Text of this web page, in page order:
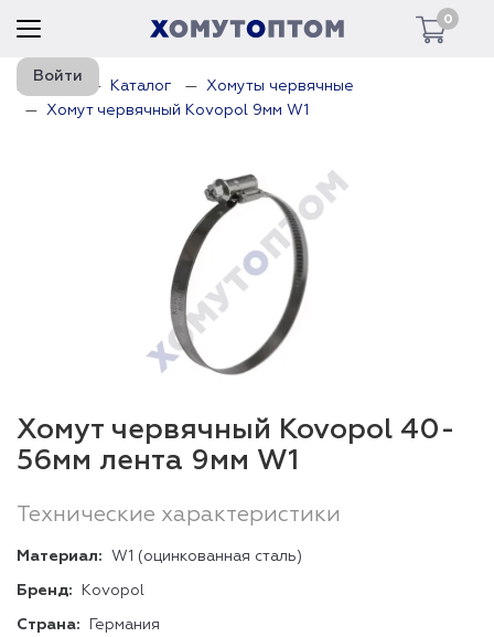
0
Войти
Главная Каталог
Хомуты червячные
Хомут червячный Kovopol 9мм W1
Хомут червячный Kovopol 40-
56мм лента 9мм W1
Технические характеристики
Материал: W1 (оцинкованная сталь)
Бренд: Kovopol
Страна: Германия